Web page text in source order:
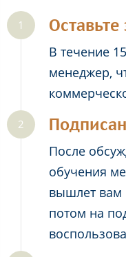
Оставьте
В течение
менеджер,
После
обучения
вышлет вам
потом на